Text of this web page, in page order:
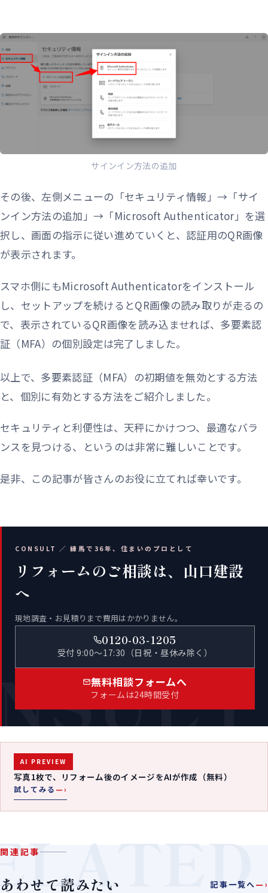
サインイン方法の追加
その後、左側メニューの「セキュリティ情報」→「サイ
ンイン方法の追加」→「Microsoft Authenticator」を選
択し、画面の指示に従い進めていくと、認証用のQR画像
が表示されます。
スマホ側にもMicrosoft Authenticatorをインストール
し、セットアップを続けるとQR画像の読み取りが走るの
で、表示されているQR画像を読み込ませれば、多要素認
証（MFA）の個別設定は完了しました。
以上で、多要素認証（MFA）の初期値を無効とする方法
と、個別に有効とする方法をご紹介しました。
セキュリティと利便性は、天秤にかけつつ、最適なバラ
ンスを見つける、というのは非常に難しいことです。
是非、この記事が皆さんのお役に立てれば幸いです。
CONSULT ／ 練馬で36年、住まいのプロとして
リフォームのご相談は、山口建設
へ
現地調査・お見積りまで費用はかかりません。
0120-03-1205
受付 9:00〜17:30（日祝・昼休み除く）
無料相談フォームへ
フォームは24時間受付
AI PREVIEW
写真1枚で、リフォーム後のイメージをAIが作成（無料）
試してみる —›
関連記事
あわせて読みたい 記事一覧へ—›